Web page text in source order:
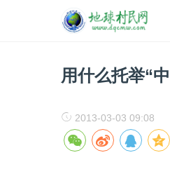
用什么托举“
2013-03-03 09:08